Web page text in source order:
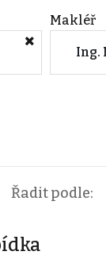
Makléř
Řadit podle: